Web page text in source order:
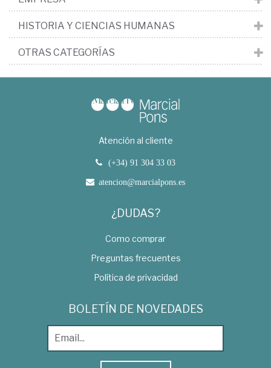
HISTORIA Y CIENCIAS HUMANAS
OTRAS CATEGORÍAS
Atención al cliente
(+34) 91 304 33 03
atencion@marcialpons.es
¿DUDAS?
Como comprar
Preguntas frecuentes
Política de privacidad
BOLETÍN DE NOVEDADES